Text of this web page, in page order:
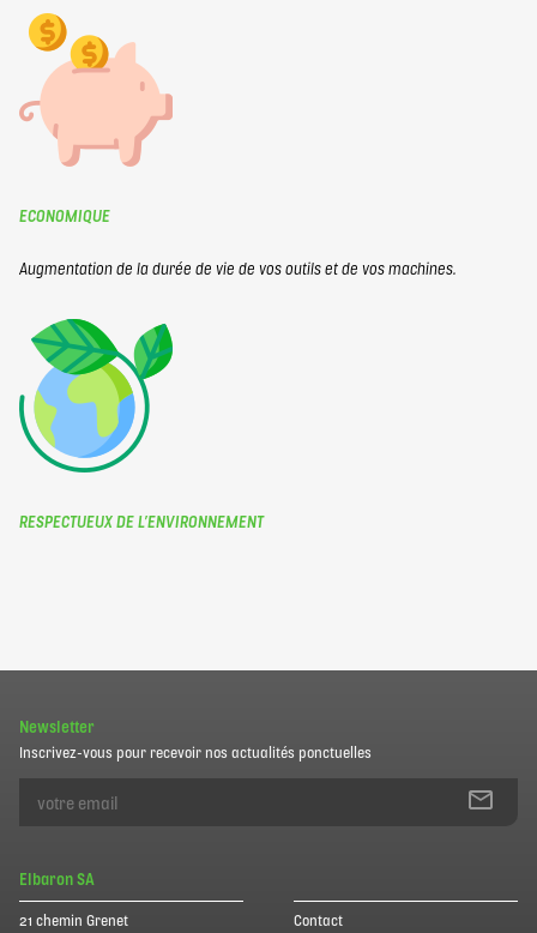
ECONOMIQUE
​Augmentation de la durée de vie de vos outils et de vos machines.
RESPECTUEUX DE L’ENVIRONNEMENT
Newsletter
Inscrivez-vous pour recevoir nos actualités ponctuelles
Elbaron SA
21 chemin Grenet Contact